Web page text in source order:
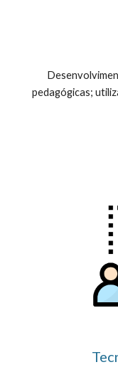
pedagógicas;